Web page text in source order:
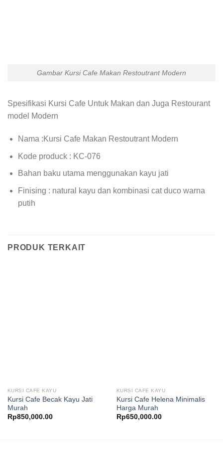
Gambar Kursi Cafe Makan Restoutrant Modern
Spesifikasi Kursi Cafe Untuk Makan dan Juga Restourant
model Modern
Nama :Kursi Cafe Makan Restoutrant Modern
Kode produck : KC-076
Bahan baku utama menggunakan kayu jati
Finising : natural kayu dan kombinasi cat duco warna
putih
PRODUK TERKAIT
KURSI CAFE KAYU
Kursi Cafe Becak Kayu Jati
Murah
Rp850,000.00
KURSI CAFE KAYU
Kursi Cafe Helena Minimalis
Harga Murah
Rp650,000.00